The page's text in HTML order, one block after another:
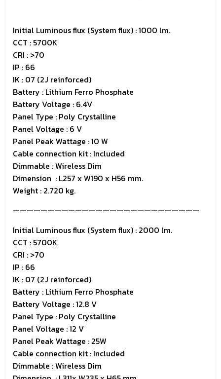
Initial Luminous flux (System flux) : 1000 lm.
CCT : 5700K
CRI : >70
IP : 66
IK : 07 (2J reinforced)
Battery : Lithium Ferro Phosphate
Battery Voltage : 6.4V
Panel Type : Poly Crystalline
Panel Voltage : 6 V
Panel Peak Wattage : 10 W
Cable connection kit : Included
Dimmable : Wireless Dim
Dimension : L257 x W190 x H56 mm.
Weight : 2.720 kg.
———————————————————————————
Initial Luminous flux (System flux) : 2000 lm.
CCT : 5700K
CRI : >70
IP : 66
IK : 07 (2J reinforced)
Battery : Lithium Ferro Phosphate
Battery Voltage : 12.8 V
Panel Type : Poly Crystalline
Panel Voltage : 12 V
Panel Peak Wattage : 25W
Cable connection kit : Included
Dimmable : Wireless Dim